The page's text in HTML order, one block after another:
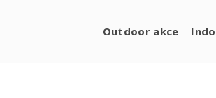
Outdoor akce